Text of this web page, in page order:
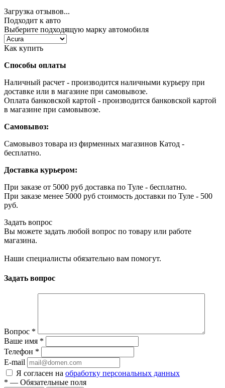
Загрузка отзывов...
Подходит к авто
Выберите подходящую марку автомобиля
Как купить
Способы оплаты
Наличный расчет - производится наличными курьеру при
доставке или в магазине при самовывозе.
Оплата банковской картой - производится банковской картой
в магазине при самовывозе.
Самовывоз:
Самовывоз товара из фирменных магазинов Катод -
бесплатно.
Доставка курьером:
При заказе от 5000 руб доставка по Туле - бесплатно.
При заказе менее 5000 руб стоимость доставки по Туле - 500
руб.
Задать вопрос
Вы можете задать любой вопрос по товару или работе
магазина.
Наши специалисты обязательно вам помогут.
Задать вопрос
Вопрос *
Ваше имя *
Телефон *
E-mail
Я согласен на обработку персональных данных
* — Обязательные поля